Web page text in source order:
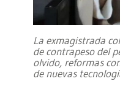
La exmagistrada
de contrapeso del
olvido, reformas
de nuevas